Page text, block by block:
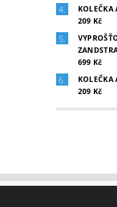
KOLEČKA
209 Kč
699 Kč
KOLEČKA
209 Kč